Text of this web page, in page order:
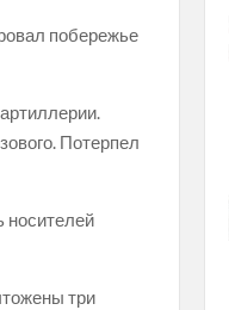
побережье
Потерпел
носителей
три